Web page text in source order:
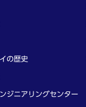
の歴史
ジニアリングセンター